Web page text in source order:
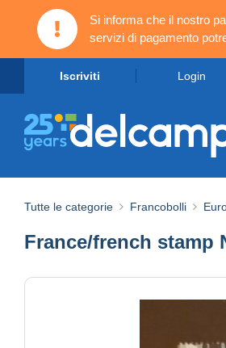
Si informa che il nostro
servizi di pagamento
Iscriviti Login
Tutte le categorie Francobolli
France/french stamp